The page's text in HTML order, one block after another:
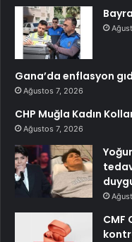
Gana’da enflasyon
Ağustos 7, 2026
CHP Muğla Kadın
Ağustos 7, 2026
CMF